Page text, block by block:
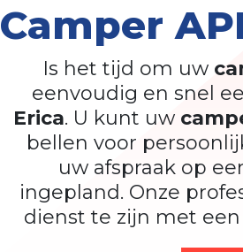
Camper
Is het tijd om uw
eenvoudig en snel
Erica. U kunt uw
bellen voor
uw afspraak op
ingepland. Onze
dienst te zijn met